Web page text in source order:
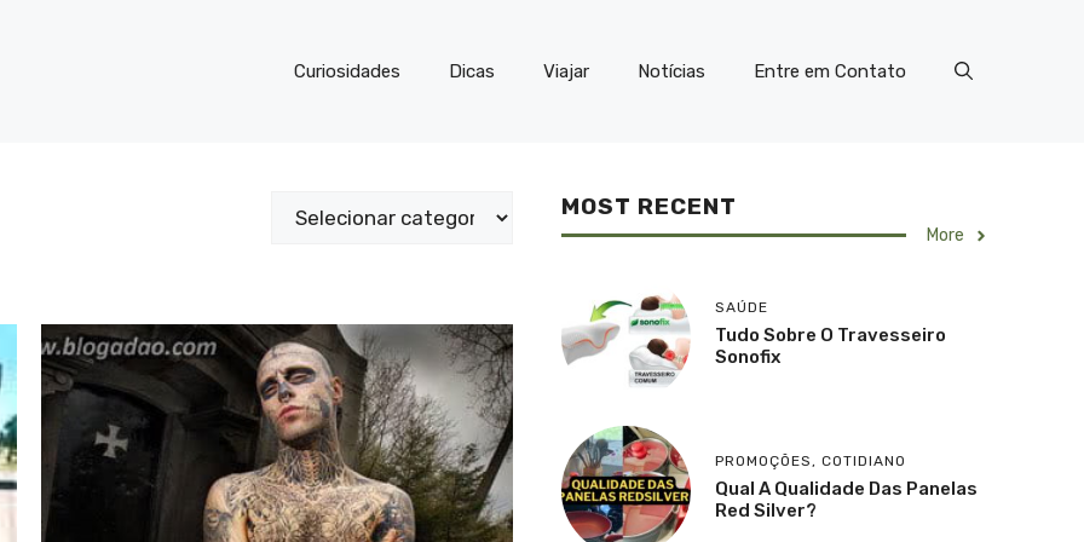
Curiosidades Dicas Viajar Notícias Entre em Contato
Categorias MOST RECENT
More
SAÚDE
Tudo Sobre O Travesseiro
Sonofix
PROMOÇÕES , COTIDIANO
Qual A Qualidade Das Panelas
Red Silver?